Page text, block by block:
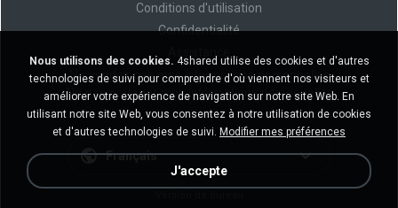
Conditions d'utilisation
Confidentialité
Ne vendez pas mes informations personnelles
Ne pas partager mes informations personnelles
Français
Nous utilisons des cookies. 4shared utilise des cookies et d'autres
technologies de suivi pour comprendre d'où viennent nos visiteurs et
améliorer votre expérience de navigation sur notre site Web. En
utilisant notre site Web, vous consentez à notre utilisation de cookies
et d'autres technologies de suivi. Modifier mes préférences
J'accepte